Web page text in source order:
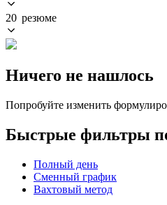
20 резюме
Ничего не нашлось
Попробуйте изменить
Быстрые фильтры
Полный день
Сменный график
Вахтовый метод